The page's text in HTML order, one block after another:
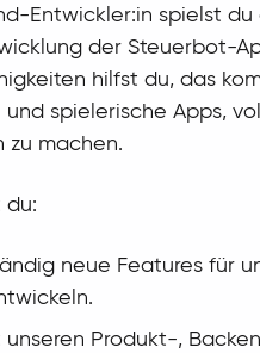
Entwickler:in spielst
der Steuerbot-
hilfst du, das
spielerische Apps,
zu machen.
du:
neue Features für
unseren Produkt-,